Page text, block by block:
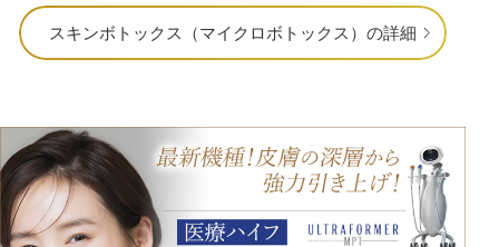
スキンボトックス（マイクロボトックス）の詳細